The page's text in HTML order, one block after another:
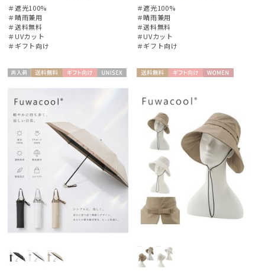
＃遮光100%
＃晴雨兼用
＃送料無料
＃UVカット
＃ギフト向け
＃遮光100%
＃晴雨兼用
＃送料無料
＃UVカット
＃ギフト向け
荷
向け
料